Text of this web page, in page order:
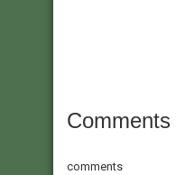
Comments
comments